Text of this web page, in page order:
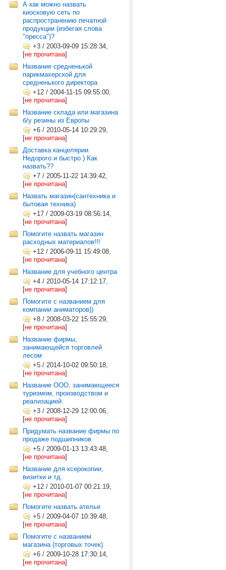
А как можно назвать
киосковую сеть по
распространению печатной
продукции (избегая слова
"пресса")?
+3 / 2003-09-09 15:28:34,
[не прочитана]
Название средненькой
парикмахерской для
средненького директора
+12 / 2004-11-15 09:55:00,
[не прочитана]
Название склада или магазина
б/у резины из Европы
+6 / 2010-05-14 10:29:29,
[не прочитана]
Доставка канцелярии.
Недорого и быстро ) Как
назвать??
+7 / 2005-11-22 14:39:42,
[не прочитана]
Назвать магазин(сантехника и
бытовая техника)
+17 / 2009-03-19 08:56:14,
[не прочитана]
Помогите назвать магазин
расходных материалов!!!
+12 / 2006-09-11 15:49:08,
[не прочитана]
Название для учебного центра
+4 / 2010-05-14 17:12:17,
[не прочитана]
Помогите с названием для
компании аниматоров))
+8 / 2008-03-22 15:55:29,
[не прочитана]
Название фирмы,
занимающейся торговлей
лесом
+5 / 2014-10-02 09:50:18,
[не прочитана]
Название ООО, занимающееся
туризмом, производством и
реализацией.
+3 / 2008-12-29 12:00:06,
[не прочитана]
Придумать название фирмы по
продаже подшипников
+5 / 2009-01-13 13:43:48,
[не прочитана]
Название для ксерокопии,
визитки и тд.
+12 / 2010-01-07 00:21:19,
[не прочитана]
Помогите назвать ателье
+5 / 2009-04-07 10:39:48,
[не прочитана]
Помогите с названием
магазина (торговых точек)
+6 / 2009-10-28 17:30:14,
[не прочитана]